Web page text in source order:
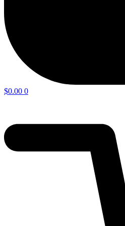
$0.00 0